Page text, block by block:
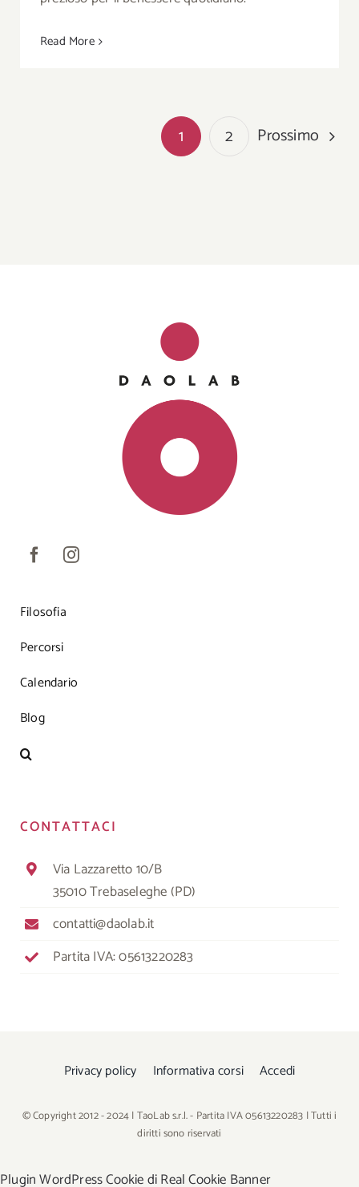
Read More
1 2 Prossimo
Filosofia
Percorsi
Calendario
Blog
CONTATTACI
Via Lazzaretto 10/B
35010 Trebaseleghe (PD)
contatti@daolab.it
Partita IVA: 05613220283
Privacy policy Informativa corsi Accedi
© Copyright 2012 - 2024 | TaoLab s.r.l. - Partita IVA 05613220283 | Tutti i
diritti sono riservati
Plugin WordPress Cookie di Real Cookie Banner